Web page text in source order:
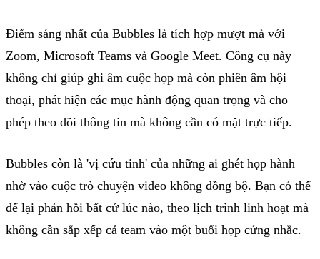
Điểm sáng nhất của Bubbles là tích hợp mượt mà với
Zoom, Microsoft Teams và Google Meet. Công cụ này
không chỉ giúp ghi âm cuộc họp mà còn phiên âm hội
thoại, phát hiện các mục hành động quan trọng và cho
phép theo dõi thông tin mà không cần có mặt trực tiếp.
Bubbles còn là 'vị cứu tinh' của những ai ghét họp hành
nhờ vào cuộc trò chuyện video không đồng bộ. Bạn có thể
để lại phản hồi bất cứ lúc nào, theo lịch trình linh hoạt mà
không cần sắp xếp cả team vào một buổi họp cứng nhắc.